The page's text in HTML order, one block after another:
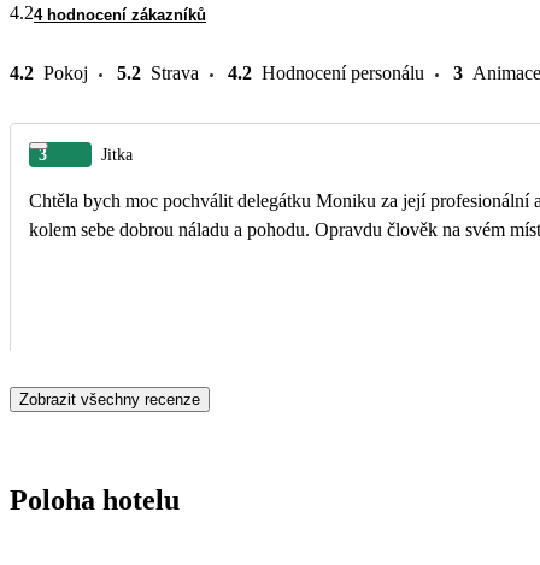
4.24 hodnocení zákazníků
4.2 Pokoj 5.2 Strava 4.2 Hodnocení personálu 3 Animace
3 Jitka
Chtěla bych moc pochválit delegátku Moniku za její profesionální
kolem sebe dobrou náladu a pohodu. Opravdu člověk na svém
Zobrazit všechny recenze
Poloha hotelu